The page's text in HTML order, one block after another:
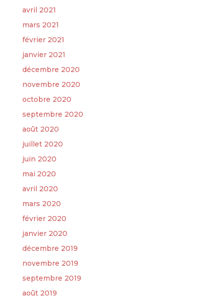
avril 2021
mars 2021
février 2021
janvier 2021
décembre 2020
novembre 2020
octobre 2020
septembre 2020
août 2020
juillet 2020
juin 2020
mai 2020
avril 2020
mars 2020
février 2020
janvier 2020
décembre 2019
novembre 2019
septembre 2019
août 2019